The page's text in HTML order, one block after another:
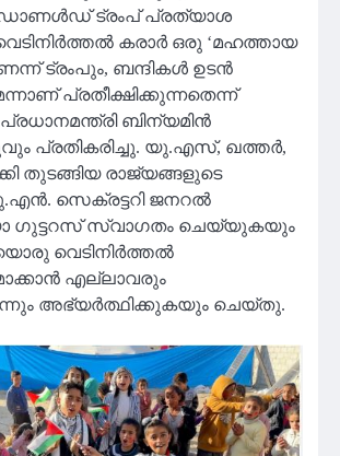
ട്രംപ് പ്രത്യാശ
വെടിനിര്‍ത്തല്‍ കരാര്‍ ഒരു ‘മഹത്തായ
ട്രംപും, ബന്ദികള്‍ ഉടന്‍
പ്രതീക്ഷിക്കുന്നതെന്ന്
ബിന്യമിന്‍
പ്രതികരിച്ചു. യു.എസ്, ഖത്തര്‍,
തുടങ്ങിയ രാജ്യങ്ങളുടെ
സെക്രട്ടറി ജനറല്‍
ഗുട്ടറസ് സ്വാഗതം ചെയ്യുകയും
വെടിനിര്‍ത്തല്‍
എല്ലാവരും
അഭ്യര്‍ത്ഥിക്കുകയും ചെയ്തു.